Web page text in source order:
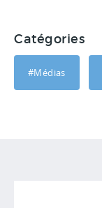
Catégories
#Médias